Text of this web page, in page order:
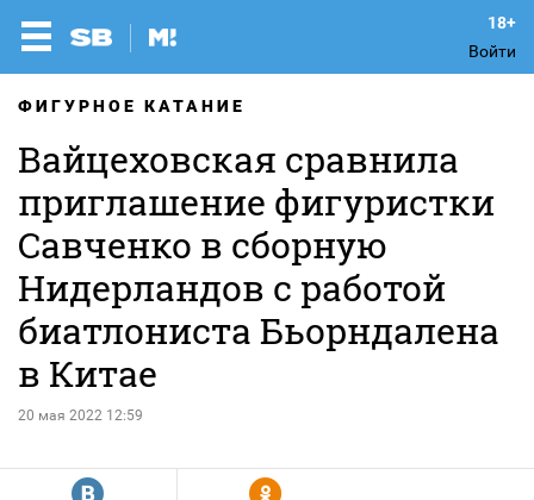
Войти
ФИГУРНОЕ КАТАНИЕ
Вайцеховская сравнила
приглашение фигуристки
Савченко в сборную
Нидерландов с работой
биатлониста Бьорндалена
в Китае
20 мая 2022 12:59